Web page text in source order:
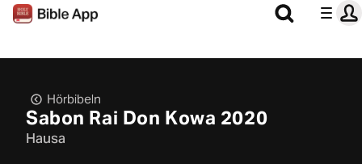
Hörbibeln
Sabon Rai Don Kowa 2020
Hausa